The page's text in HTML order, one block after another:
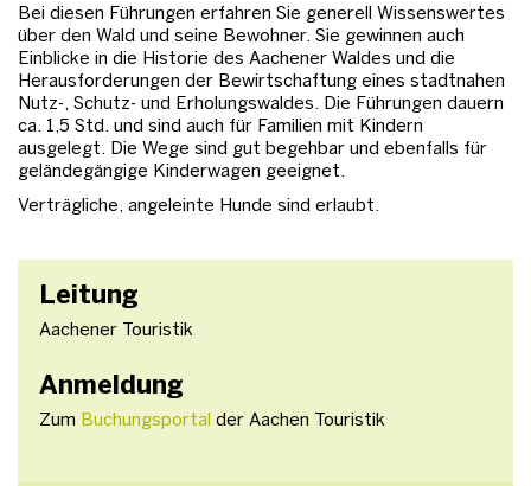
Bei diesen Führungen erfahren Sie generell Wissenswertes
über den Wald und seine Bewohner. Sie gewinnen auch
Einblicke in die Historie des Aachener Waldes und die
Herausforderungen der Bewirtschaftung eines stadtnahen
Nutz-, Schutz- und Erholungswaldes. Die Führungen dauern
ca. 1,5 Std. und sind auch für Familien mit Kindern
ausgelegt. Die Wege sind gut begehbar und ebenfalls für
geländegängige Kinderwagen geeignet.
Verträgliche, angeleinte Hunde sind erlaubt.
Leitung
Aachener Touristik
Anmeldung
Zum Buchungsportal der Aachen Touristik